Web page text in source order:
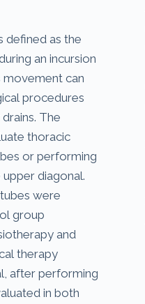
defined as the
an incursion
movement can
procedures
The
thoracic
or performing
diagonal.
were
group
and
therapy
after performing
in both